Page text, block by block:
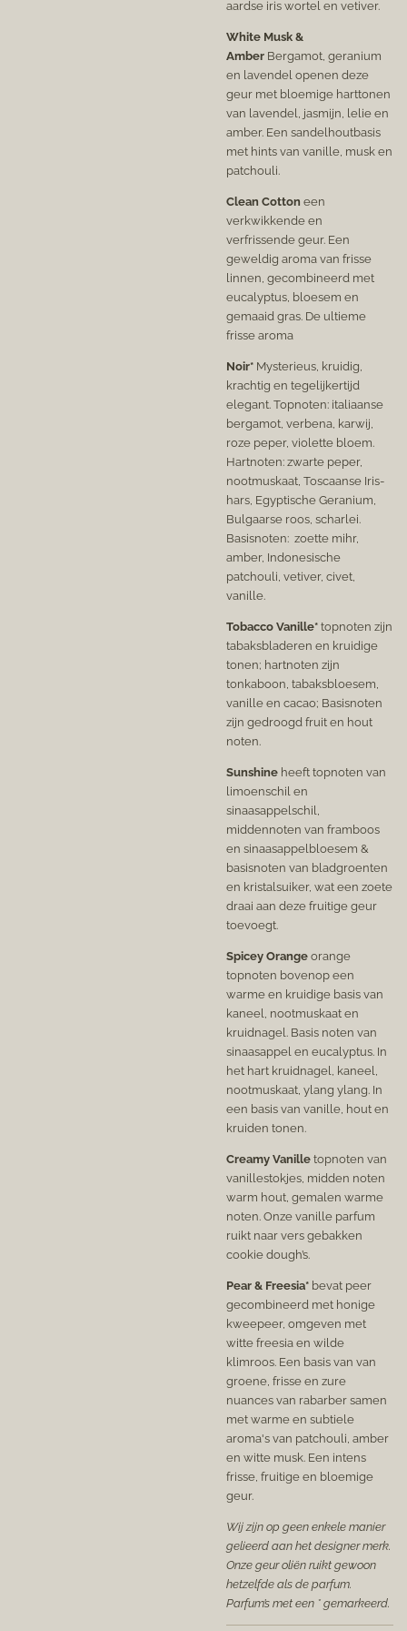
aardse iris wortel en vetiver.
White Musk &
Amber Bergamot, geranium
en lavendel openen deze
geur met bloemige harttonen
van lavendel, jasmijn, lelie en
amber. Een sandelhoutbasis
met hints van vanille, musk en
patchouli.
Clean Cotton een
verkwikkende en
verfrissende geur. Een
geweldig aroma van frisse
linnen, gecombineerd met
eucalyptus, bloesem en
gemaaid gras. De ultieme
frisse aroma
Noir* Mysterieus, kruidig,
krachtig en tegelijkertijd
elegant. Topnoten: italiaanse
bergamot, verbena, karwij,
roze peper, violette bloem.
Hartnoten: zwarte peper,
nootmuskaat, Toscaanse Iris-
hars, Egyptische Geranium,
Bulgaarse roos, scharlei.
Basisnoten: zoette mihr,
amber, Indonesische
patchouli, vetiver, civet,
vanille.
Tobacco Vanille* topnoten zijn
tabaksbladeren en kruidige
tonen; hartnoten zijn
tonkaboon, tabaksbloesem,
vanille en cacao; Basisnoten
zijn gedroogd fruit en hout
noten.
Sunshine heeft topnoten van
limoenschil en
sinaasappelschil,
middennoten van framboos
en sinaasappelbloesem &
basisnoten van bladgroenten
en kristalsuiker, wat een zoete
draai aan deze fruitige geur
toevoegt.
Spicey Orange orange
topnoten bovenop een
warme en kruidige basis van
kaneel, nootmuskaat en
kruidnagel. Basis noten van
sinaasappel en eucalyptus. In
het hart kruidnagel, kaneel,
nootmuskaat, ylang ylang. In
een basis van vanille, hout en
kruiden tonen.
Creamy Vanille topnoten van
vanillestokjes, midden noten
warm hout, gemalen warme
noten. Onze vanille parfum
ruikt naar vers gebakken
cookie dough’s.
Pear & Freesia* bevat peer
gecombineerd met honige
kweepeer, omgeven met
witte freesia en wilde
klimroos. Een basis van van
groene, frisse en zure
nuances van rabarber samen
met warme en subtiele
aroma's van patchouli, amber
en witte musk. Een intens
frisse, fruitige en bloemige
geur.
Wij zijn op geen enkele manier
gelieerd aan het designer merk.
Onze geur oliën ruikt gewoon
hetzelfde als de parfum.
Parfum’s met een * gemarkeerd.